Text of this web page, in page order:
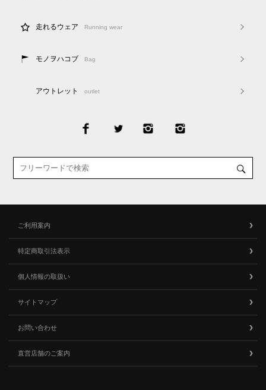
走れるウェア Running wear
モノヲハコブ Bag
アウトレット outlet
ご利用案内
特定商取引法表示
個人情報の取扱い
サイトマップ
お問い合わせ
直営店舗のご案内